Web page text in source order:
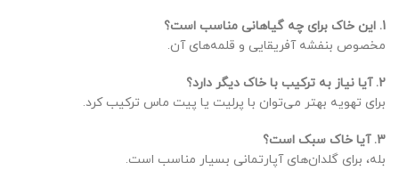
1. این خاک برای چه گیاهانی مناسب است؟
مخصوص بنفشه آفریقایی و قلمه‌های آن.
2. آیا نیاز به ترکیب با خاک دیگر دارد؟
برای تهویه بهتر می‌توان با پرلیت یا پیت ماس ترکیب کرد.
3. آیا خاک سبک است؟
بله، برای گلدان‌های آپارتمانی بسیار مناسب است.